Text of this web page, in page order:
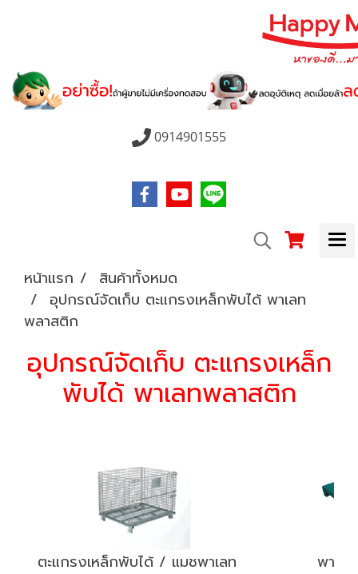
0914901555
หน้าแรก
สินค้าทั้งหมด
อุปกรณ์จัดเก็บ ตะแกรงเหล็กพับได้ พาเลท
พลาสติก
อุปกรณ์จัดเก็บ ตะแกรงเหล็ก
พับได้ พาเลทพลาสติก
ตะแกรงเหล็กพับได้ / แมชพาเลท พาเล